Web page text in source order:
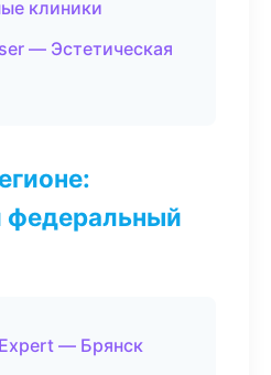
клиники
— Эстетическая
федеральный
— Брянск